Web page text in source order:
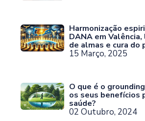
Harmonização
DANA em
de almas e cura do
15 Março, 2025
O que é o
os seus benefícios
saúde?
02 Outubro, 2024